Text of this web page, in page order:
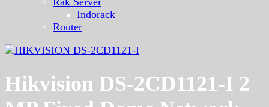
Indorack
Router
Hikvision DS-2CD1121-I 2